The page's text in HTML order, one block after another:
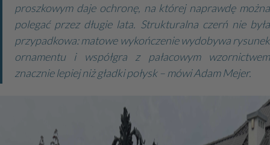
proszkowym daje ochronę, na której naprawdę można
polegać przez długie lata. Strukturalna czerń nie była
przypadkowa: matowe wykończenie wydobywa rysunek
ornamentu i współgra z pałacowym wzornictwem
znacznie lepiej niż gładki połysk – mówi Adam Mejer.